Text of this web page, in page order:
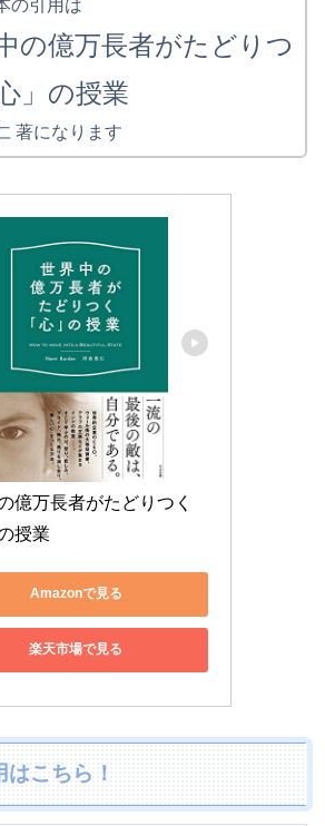
の引用は
の億万長者がたどりつ
」の授業
著になります
億万長者がたどりつく
授業
Amazonで見る
楽天市場で見る
こちら！